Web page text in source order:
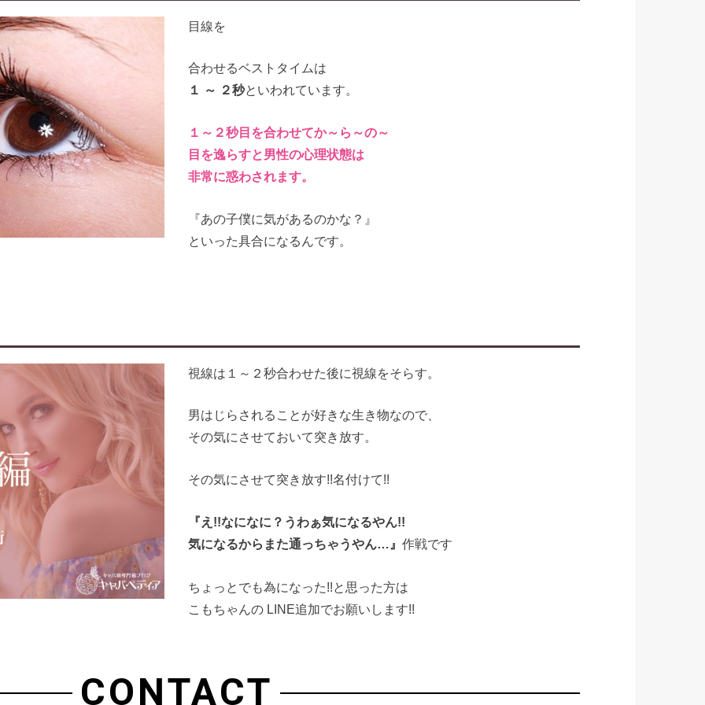
目線を
合わせるベストタイムは
１ ～ ２秒といわれています。
１～２秒目を合わせてか～ら～の～
目を逸らすと男性の心理状態は
非常に惑わされます。
『あの子僕に気があるのかな？』
といった具合になるんです。
視線は１～２秒合わせた後に視線をそらす。
男はじらされることが好きな生き物なので、
その気にさせておいて突き放す。
その気にさせて突き放す!!名付けて!!
『え!!なになに？うわぁ気になるやん!!
気になるからまた通っちゃうやん…』 作戦です
ちょっとでも為になった!!と思った方は
こもちゃんの LINE追加でお願いします!!
CONTACT